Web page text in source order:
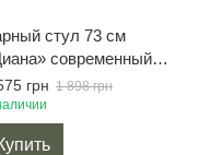
стул 73 см
современный
круглое мягкое
экокожа + металл
грн 1 898 грн